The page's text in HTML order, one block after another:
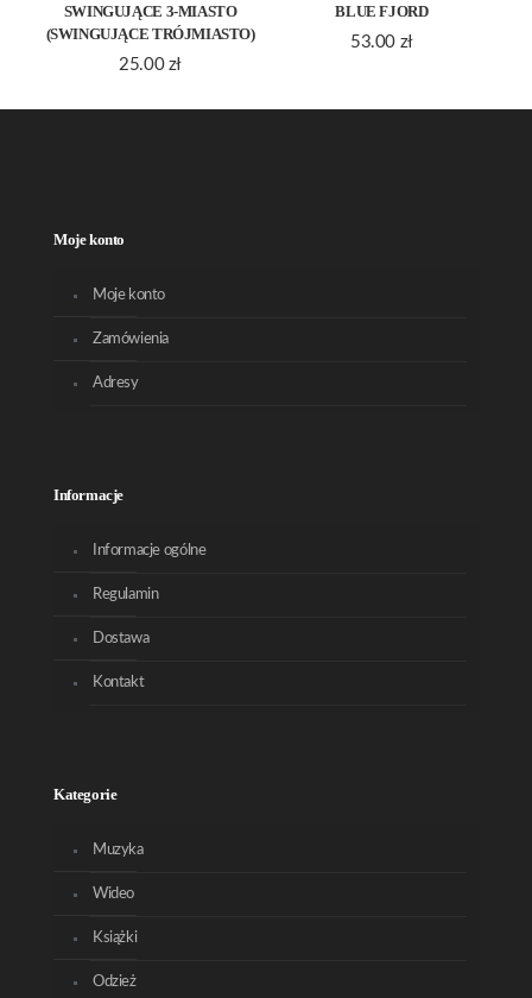
SWINGUJĄCE 3-MIASTO
(SWINGUJĄCE TRÓJMIASTO)
25.00 zł
BLUE FJORD
53.00 zł
Moje konto
Moje konto
Zamówienia
Adresy
Informacje
Informacje ogólne
Regulamin
Dostawa
Kontakt
Kategorie
Muzyka
Wideo
Książki
Odzież